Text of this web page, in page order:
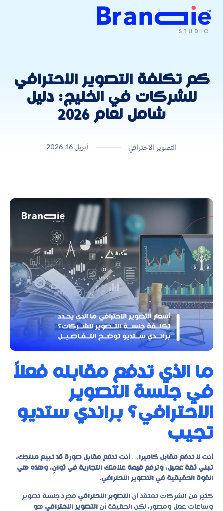
كم تكلفة التصوير الاحترافي
للشركات في الخليج: دليل
شامل لعام 2026
التصوير الاحترافي أبريل 16, 2026
ما الذي تدفع مقابله فعلاً
في جلسة التصوير
الاحترافي؟ براندي ستديو
تجيب
أنت لا تدفع مقابل كاميرا… أنت تدفع مقابل صورة قد تبيع منتجك،
تبني ثقة عميل، وترفع قيمة علامتك التجارية في ثوانٍ، وهذه هي
القوة الحقيقية في التصوير الاحترافي.
كثير من الشركات تعتقد أن التصوير الاحترافي مجرد جلسة تصوير
وساعات عمل ومصور، لكن الحقيقة أن التصوير الاحترافي هو